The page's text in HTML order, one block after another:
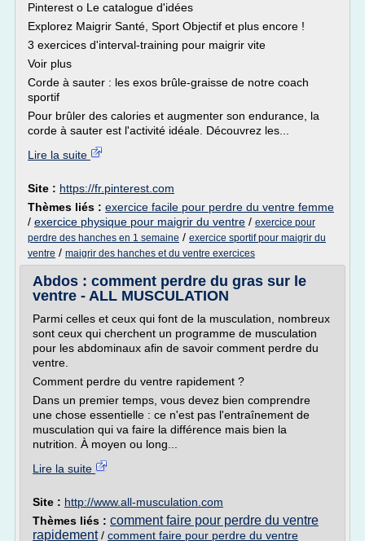
Pinterest o Le catalogue d'idées
Explorez Maigrir Santé, Sport Objectif et plus encore !
3 exercices d'interval-training pour maigrir vite
Voir plus
Corde à sauter : les exos brûle-graisse de notre coach
sportif
Pour brûler des calories et augmenter son endurance, la
corde à sauter est l'activité idéale. Découvrez les...
Lire la suite
Site : https://fr.pinterest.com
Thèmes liés : exercice facile pour perdre du ventre femme
/ exercice physique pour maigrir du ventre / exercice pour
perdre des hanches en 1 semaine / exercice sportif pour maigrir du
ventre / maigrir des hanches et du ventre exercices
Abdos : comment perdre du gras sur le
ventre - ALL MUSCULATION
Parmi celles et ceux qui font de la musculation, nombreux
sont ceux qui cherchent un programme de musculation
pour les abdominaux afin de savoir comment perdre du
ventre.
Comment perdre du ventre rapidement ?
Dans un premier temps, vous devez bien comprendre
une chose essentielle : ce n'est pas l'entraînement de
musculation qui va faire la différence mais bien la
nutrition. À moyen ou long...
Lire la suite
Site : http://www.all-musculation.com
Thèmes liés : comment faire pour perdre du ventre
rapidement/ comment faire pour perdre du ventre